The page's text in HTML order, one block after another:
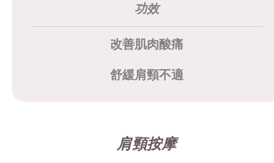
功效
改善肌肉酸痛
舒緩肩頸不適
肩頸按摩